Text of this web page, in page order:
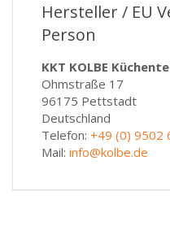
Hersteller / EU
Person
KKT KOLBE
Ohmstraße 17
96175 Pettstadt
Deutschland
Telefon: +49 (0) 9502
Mail: info@kolbe.de